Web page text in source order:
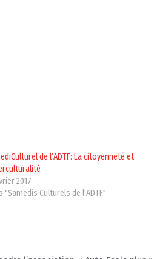
de l’ADTF: La citoyenneté et
2017
"Samedis Culturels de l'ADTF"